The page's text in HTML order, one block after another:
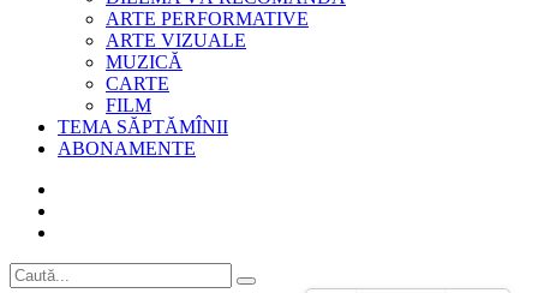
ARTE PERFORMATIVE
ARTE VIZUALE
MUZICĂ
CARTE
FILM
TEMA SĂPTĂMÎNII
ABONAMENTE